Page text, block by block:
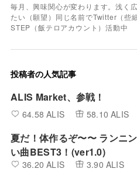
毎月、興味関心が変わります。浅く
たい（願望）同じ名前でTwitter（些
STEP（飯テロアカウント）活動中
投稿者の人気記事
ALIS Market、参戦！
64.58 ALIS 58.10 ALIS
夏だ！体作るぞ〜〜 ランニ
い曲BEST3！(ver1.0)
36.20 ALIS 3.90 ALIS